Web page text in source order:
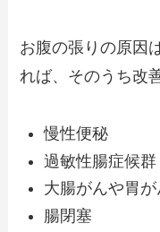
お腹の張りの原因
れば、そのうち改
慢性便秘
過敏性腸症候群
大腸がんや胃が
腸閉塞